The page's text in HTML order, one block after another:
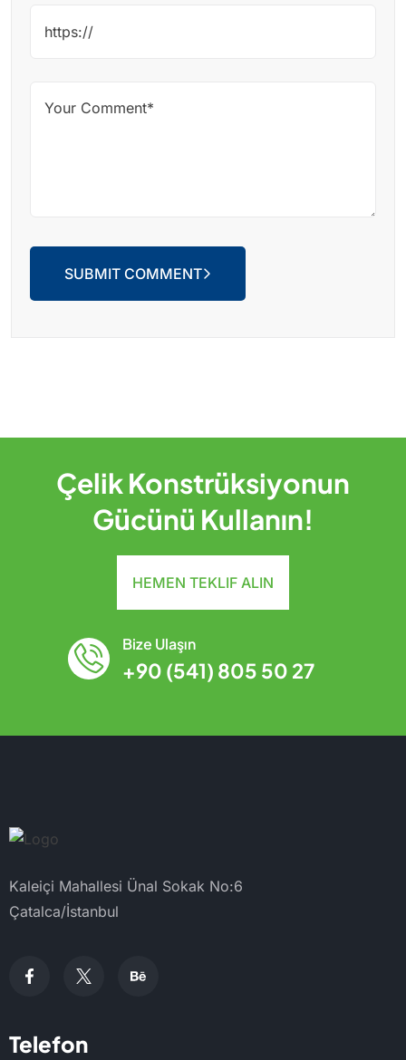
SUBMIT COMMENT
Çelik Konstrüksiyonun
Gücünü Kullanın!
HEMEN TEKLIF ALIN
Bize Ulaşın
+90 (541) 805 50 27
Kaleiçi Mahallesi Ünal Sokak No:6
Çatalca/İstanbul
Telefon